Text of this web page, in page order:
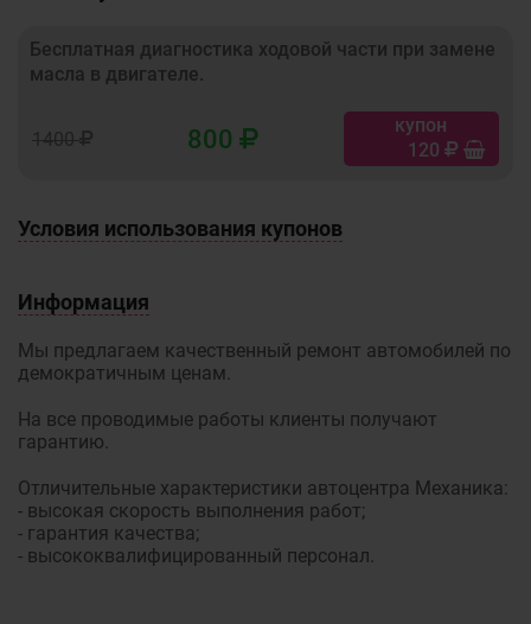
Условия использования купонов
Информация
Мы предлагаем качественный ремонт автомобилей по
демократичным ценам.
На все проводимые работы клиенты получают
гарантию.
Отличительные характеристики автоцентра Механика:
- высокая скорость выполнения работ;
- гарантия качества;
- высококвалифицированный персонал.
Бесплатная диагностика ходовой части при замене
масла в двигателе.
1400 800
купон
120